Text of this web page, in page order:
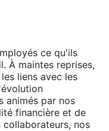
ce qu'ils
À maintes reprises,
liens avec les
animés par nos
financière et de
collaborateurs, nos